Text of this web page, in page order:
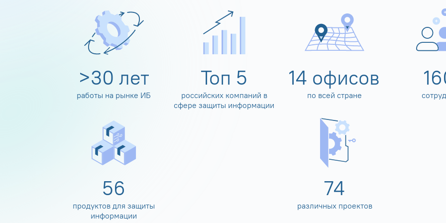
>30 лет
работы на рынке ИБ
Топ 5
российских компаний в
сфере защиты информации
14 офисов
по всей стране
60
продуктов для защиты
информации
80
различных проектов